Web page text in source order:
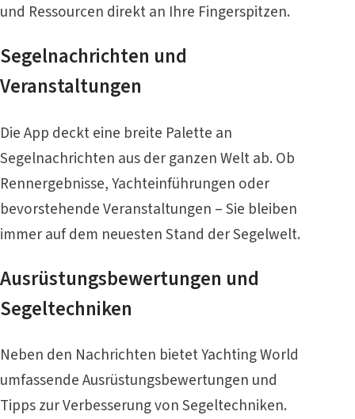
und Ressourcen direkt an Ihre Fingerspitzen.
Segelnachrichten und
Veranstaltungen
Die App deckt eine breite Palette an
Segelnachrichten aus der ganzen Welt ab. Ob
Rennergebnisse, Yachteinführungen oder
bevorstehende Veranstaltungen – Sie bleiben
immer auf dem neuesten Stand der Segelwelt.
Ausrüstungsbewertungen und
Segeltechniken
Neben den Nachrichten bietet Yachting World
umfassende Ausrüstungsbewertungen und
Tipps zur Verbesserung von Segeltechniken.